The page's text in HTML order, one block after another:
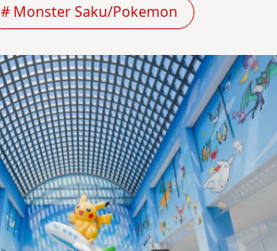
# Monster Saku/Pokemon